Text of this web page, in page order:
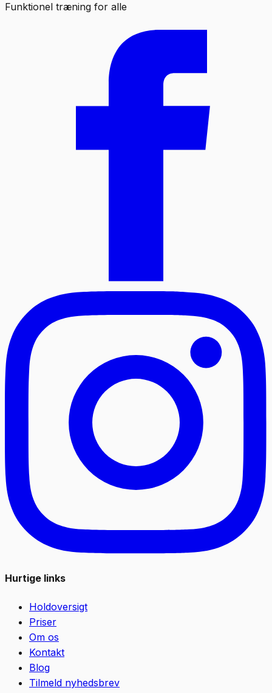
Funktionel træning for alle
Hurtige links
Holdoversigt
Priser
Om os
Kontakt
Blog
Tilmeld nyhedsbrev